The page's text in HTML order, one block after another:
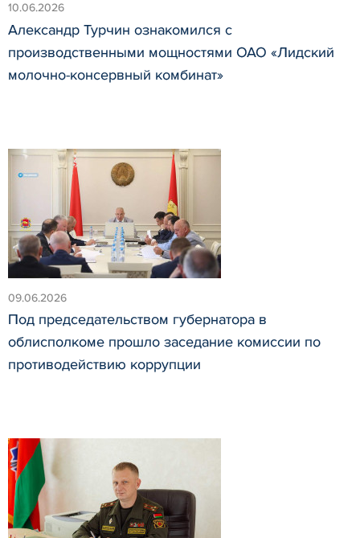
10.06.2026
Александр Турчин ознакомился с
производственными мощностями ОАО «Лидский
молочно-консервный комбинат»
09.06.2026
Под председательством губернатора в
облисполкоме прошло заседание комиссии по
противодействию коррупции